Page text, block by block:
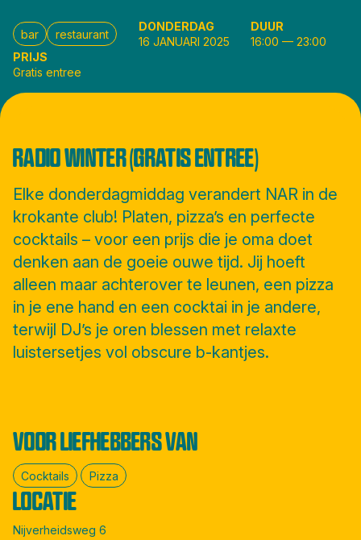
bar restaurant
DONDERDAG
16 JANUARI 2025
DUUR
16:00—23:00
PRIJS
Gratis entree
VOOR LIEFHEBBERS VAN
Cocktails Pizza
LOCATIE
Nijverheidsweg 6
RADIO WINTER (GRATIS ENTREE)
Elke donderdagmiddag verandert NAR in de
krokante club! Platen, pizza’s en perfecte
cocktails – voor een prijs die je oma doet
denken aan de goeie ouwe tijd. Jij hoeft
alleen maar achterover te leunen, een pizza
in je ene hand en een cocktai in je andere,
terwijl DJ’s je oren blessen met relaxte
luistersetjes vol obscure b-kantjes.